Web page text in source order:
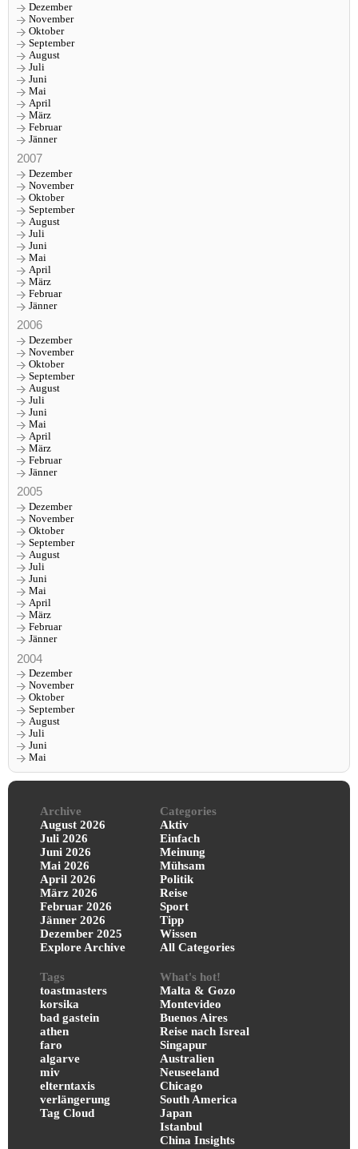
Dezember
November
Oktober
September
August
Juli
Juni
Mai
April
März
Februar
Jänner
2007
Dezember
November
Oktober
September
August
Juli
Juni
Mai
April
März
Februar
Jänner
2006
Dezember
November
Oktober
September
August
Juli
Juni
Mai
April
März
Februar
Jänner
2005
Dezember
November
Oktober
September
August
Juli
Juni
Mai
April
März
Februar
Jänner
2004
Dezember
November
Oktober
September
August
Juli
Juni
Mai
Archive
August 2026
Juli 2026
Juni 2026
Mai 2026
April 2026
März 2026
Februar 2026
Jänner 2026
Dezember 2025
Explore Archive
Categories
Aktiv
Einfach
Meinung
Mühsam
Politik
Reise
Sport
Tipp
Wissen
All Categories
Tags
toastmasters
korsika
bad gastein
athen
faro
algarve
miv
elterntaxis
verlängerung
Tag Cloud
What's hot!
Malta & Gozo
Montevideo
Buenos Aires
Reise nach Isreal
Singapur
Australien
Neuseeland
Chicago
South America
Japan
Istanbul
China Insights